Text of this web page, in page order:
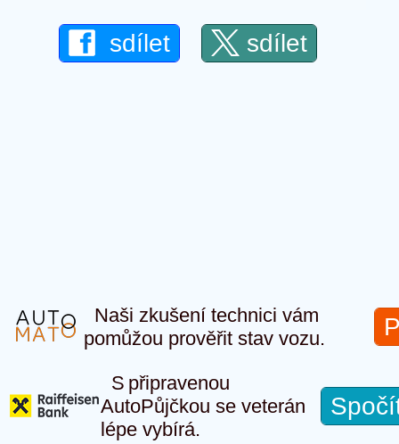
sdílet sdílet
Naši zkušení technici vám
pomůžou prověřit stav vozu.
S připravenou
AutoPůjčkou se veterán
lépe vybírá.